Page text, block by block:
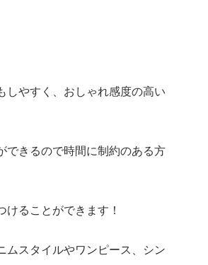
しやすく、おしゃれ感度の高い
できるので時間に制約のある方
ることができます！
ムスタイルやワンピース、シン